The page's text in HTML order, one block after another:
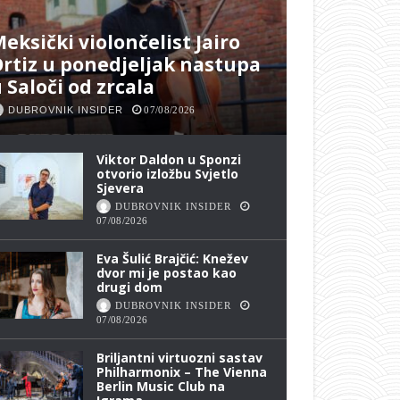
violončelist Jairo
u ponedjeljak nastupa
Saloči od zrcala
DUBROVNIK INSIDER 07/08/2026
Viktor Daldon u Sponzi
otvorio izložbu Svjetlo
Sjevera
DUBROVNIK INSIDER
07/08/2026
Eva Šulić Brajčić: Knežev
dvor mi je postao kao
drugi dom
DUBROVNIK INSIDER
07/08/2026
Briljantni virtuozni sastav
Philharmonix – The Vienna
Berlin Music Club na